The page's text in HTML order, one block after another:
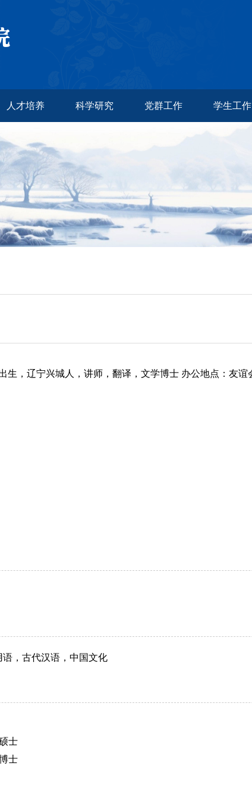
人才培养 科学研究 党群工作 学生工作
生，辽宁兴城人，讲师，翻译，文学博士 办公地点：友谊
，古代汉语，中国文化
士
士